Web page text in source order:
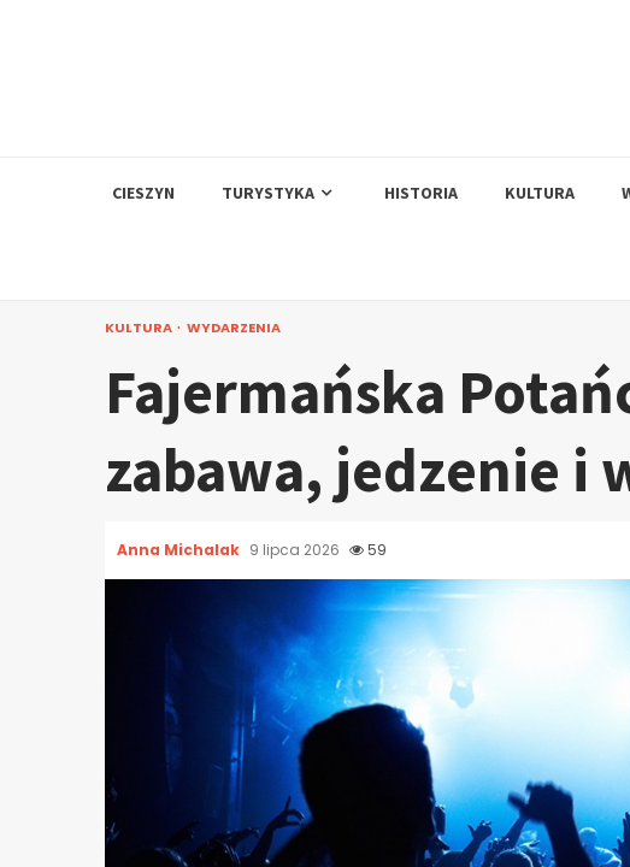
CIESZYN TURYSTYKA HISTORIA KULTURA
KULTURA WYDARZENIA
Fajermańska
zabawa, jedzenie i
Anna Michalak 9 lipca 2026 59